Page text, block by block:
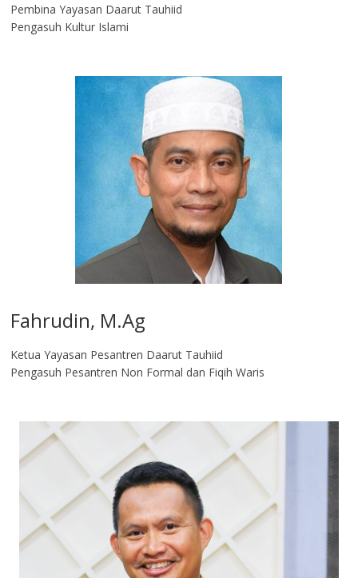
Pembina Yayasan Daarut Tauhiid
Pengasuh Kultur Islami
Fahrudin, M.Ag​
Ketua Yayasan Pesantren Daarut Tauhiid
Pengasuh Pesantren Non Formal dan Fiqih Waris